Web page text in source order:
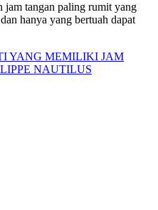
jam tangan paling rumit yang
hanya yang bertuah dapat
YANG MEMILIKI JAM
NAUTILUS